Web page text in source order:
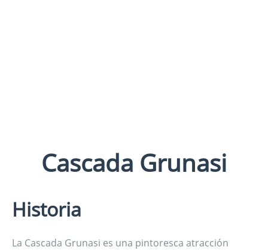
Cascada Grunasi
Historia
La Cascada Grunasi es una pintoresca atracción